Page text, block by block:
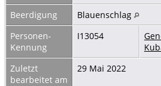
Beerdigung
Blauenschlag
Personen-
Kennung
I13054
Zuletzt
bearbeitet am
29 Mai 2022